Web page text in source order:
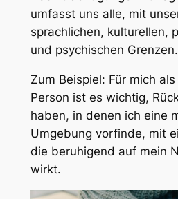
umfasst uns alle, mit
sprachlichen, kulturellen,
und psychischen Grenzen.
Zum Beispiel: Für mich
Person ist es wichtig,
haben, in denen ich eine
Umgebung vorfinde, mit
die beruhigend auf mein
wirkt.